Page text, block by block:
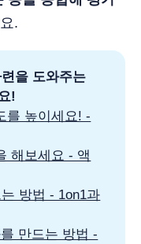
.
을 도와주는
!
를 높이세요! -
해보세요 - 액
방법 - 1on1과
만드는 방법 -